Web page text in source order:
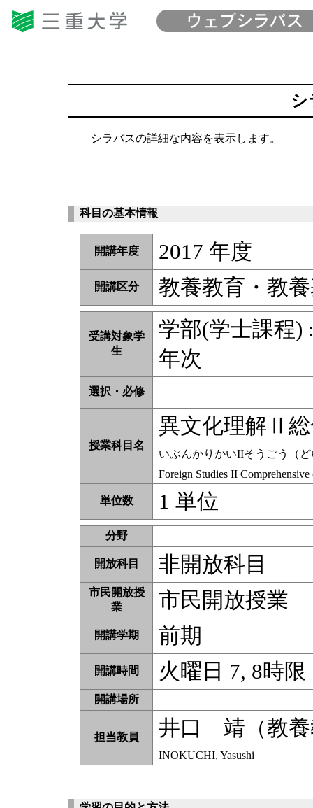
シ
シラバスの詳細な内容を表示します。
科目の基本情報
開講年度 2017 年度
開講区分 教養教育・教
受講対象学
生
学部(学士課程)
年次
選択・必修
授業科目名
異文化理解Ⅱ
いぶんかりかいIIそうごう（
Foreign Studies II
単位数 1 単位
分野
開放科目 非開放科目
市民開放授
業
市民開放授業
開講学期 前期
開講時間 火曜日 7, 8時限
開講場所
担当教員 井口 靖（教養
INOKUCHI, Yasushi